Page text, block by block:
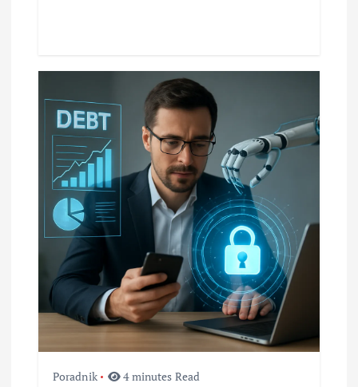
Poradnik 4 minutes Read